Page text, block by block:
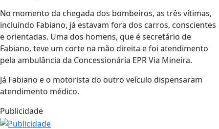
No momento da chegada dos bombeiros, as três vítimas,
incluindo Fabiano, já estavam fora dos carros, conscientes
e orientadas. Uma dos homens, que é secretário de
Fabiano, teve um corte na mão direita e foi atendimento
pela ambulância da Concessionária EPR Via Mineira.
Já Fabiano e o motorista do outro veículo dispensaram
atendimento médico.
Publicidade